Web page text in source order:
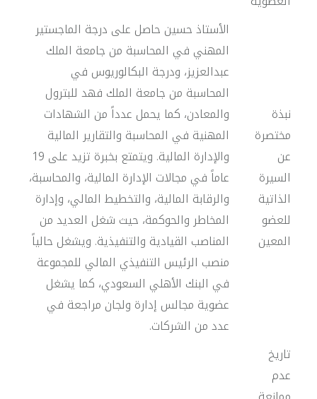
نبذة
مختصرة
عن
السيرة
الذاتية
للعضو
المعين
الأستاذ حسين حاصل على درجة الماجستير
المهني في المحاسبة من جامعة الملك
عبدالعزيز، ودرجة البكالوريوس في
المحاسبة من جامعة الملك فهد للبترول
والمعادن، كما يحمل عدداً من الشهادات
المهنية في المحاسبة والتقارير المالية
والإدارة المالية. ويتمتع بخبرة تزيد على 19
عاماً في مجالات الإدارة المالية، والمحاسبة،
والرقابة المالية، والتخطيط المالي، وإدارة
المخاطر والحوكمة، حيث شغل العديد من
المناصب القيادية والتنفيذية. ويشغل حالياً
منصب الرئيس التنفيذي المالي للمجموعة
في البنك الأهلي السعودي، كما يشغل
عضوية مجالس إدارة ولجان مراجعة في
عدد من الشركات.
تاريخ
عدم